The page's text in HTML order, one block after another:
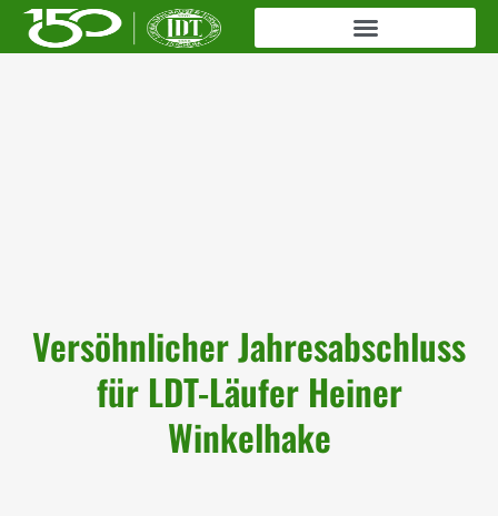
Versöhnlicher Jahresabschluss
für LDT-Läufer Heiner
Winkelhake